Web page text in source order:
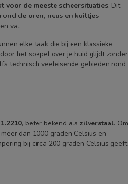
voor de meeste scheersituaties. Dit
de oren, neus en kuiltjes
val.
elke taak die bij een klassieke
het soepel over je huid glijdt zonder
technisch veeleisende gebieden rond
, beter bekend als zilverstaal. Om
dan 1000 graden Celsius en
bij circa 200 graden Celsius geeft